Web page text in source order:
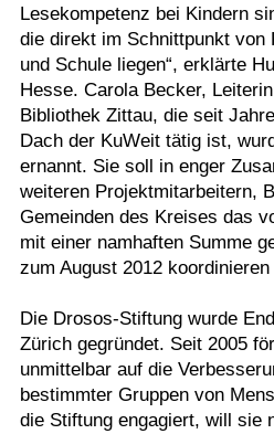
Lesekompetenz bei Kindern
die direkt im Schnittpunkt von
und Schule liegen“, erklärte
Hesse. Carola Becker,
Bibliothek Zittau, die seit
Dach der KuWeit tätig ist,
ernannt. Sie soll in enger
weiteren Projektmitarbeitern,
Gemeinden des Kreises das
mit einer namhaften Summe
zum August 2012
Die Drosos-Stiftung wurde
Zürich gegründet. Seit 2005
unmittelbar auf die
bestimmter Gruppen von
die Stiftung engagiert, will sie